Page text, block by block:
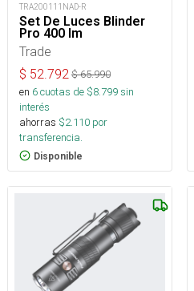
TRA200111NAD-R
Set De Luces Blinder
Pro 400 lm
Trade
$ 52.792 $65.990
en 6cuotas de $8.799sin
interés
ahorras $2.110 por
transferencia.
Disponible